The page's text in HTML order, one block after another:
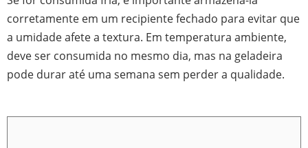
corretamente em um recipiente fechado para evitar que
a umidade afete a textura. Em temperatura ambiente,
deve ser consumida no mesmo dia, mas na geladeira
pode durar até uma semana sem perder a qualidade.